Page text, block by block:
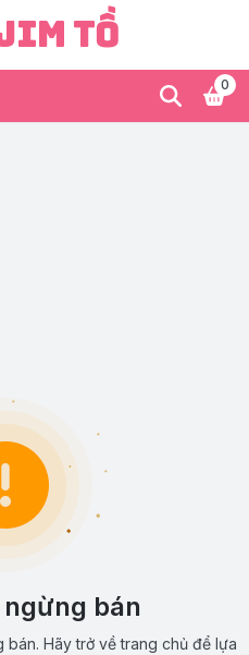
Tồ
0
bán
bán. Hãy trở về trang chủ để lựa